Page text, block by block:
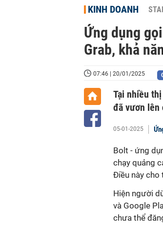
KINH DOANH
Ứng dụng
Grab, khả
07:46 | 20/01/2025
Tại nhiều
đã vươn lên
05-01-2025
Bolt - ứng
chạy quảng
Điều này cho
Hiện người
và Google
chưa thể